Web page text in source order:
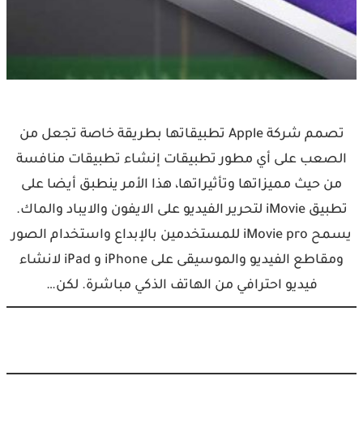
تصمم شركة Apple تطبيقاتها بطريقة خاصة تجعل من
الصعب على أي مطور تطبيقات إنشاء تطبيقات منافسة
من حيث مميزاتها وتأثيراتها، هذا الأمر ينطبق أيضا على
تطبيق iMovie لتحرير الفيديو على الايفون والايباد والماك.
يسمح iMovie pro للمستخدمين بالإبداع واستخدام الصور
ومقاطع الفيديو والموسيقى على iPhone و iPad لانشاء
فيديو احترافي من الهاتف الذكي مباشرة. لكن…